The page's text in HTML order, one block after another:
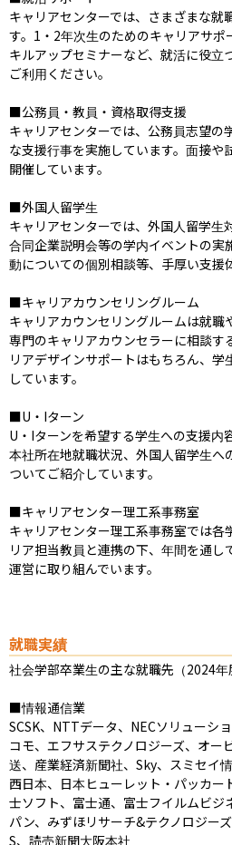
キャリアセンターでは、さまざまな就
す。1・2年次生のためのキャリアサポ
キルアップセミナーなど、就活に役立
ご利用ください。
■公務員・教員・資格取得支援
キャリアセンターでは、公務員志望の
な支援行事を実施しています。面接や
開催しています。
■外国人留学生
キャリアセンターでは、外国人留学生
合同企業説明会等の学内イベントの実
動についての個別相談等、手厚い支援
■キャリアカウンセリングルーム
キャリアカウンセリングルームは就職
専門のキャリアカウンセラーに相談す
リアデザインサポートはもちろん、学
しています。
■U・Iターン
U・Iターンを希望する学生への支援内
本社所在地就職状況、外国人留学生へ
ついてご紹介しています。
■キャリアセンター理工系事務室
キャリアセンター理工系事務室では各
リア担当教員と連携の下、年間を通し
運営に取り組んでいます。
就職実績
社会学部卒業生の主な就職先（2024年
■情報通信業
SCSK、NTTデータ、NECソリューシ
コモ、エフサステクノロジーズ、オー
送、産業経済新聞社、Sky、スミセイ
西日本、日本ヒューレット・パッカー
士ソフト、富士通、富士フイルムビジ
パン、みずほリサーチ&テクノロジー
S、読売新聞大阪本社